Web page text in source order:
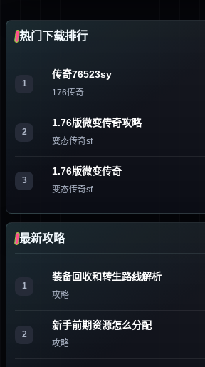
热门下载排行
1
传奇76523sy
176传奇
2
1.76版微变传奇攻略
变态传奇sf
3
1.76版微变传奇
变态传奇sf
最新攻略
1
装备回收和转生路线解析
攻略
2
新手前期资源怎么分配
攻略